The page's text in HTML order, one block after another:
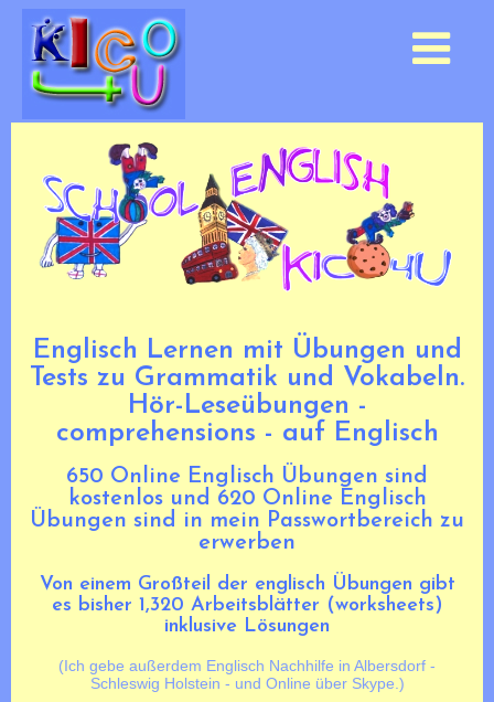
Englisch Lernen mit Übungen und
Tests zu Grammatik und Vokabeln.
Hör-Leseübungen -
comprehensions - auf Englisch
650 Online Englisch Übungen sind
kostenlos und 620 Online Englisch
Übungen sind in mein Passwortbereich zu
erwerben
Von einem Großteil der englisch Übungen gibt
es bisher 1,320 Arbeitsblätter (worksheets)
inklusive Lösungen
(Ich gebe außerdem Englisch Nachhilfe in Albersdorf -
Schleswig Holstein - und Online über Skype.)